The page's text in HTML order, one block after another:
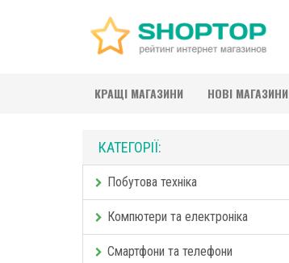
КРАЩІ МАГАЗИНИ НОВІ МАГАЗИНИ
КАТЕГОРІЇ:
Побутова техніка
Компютери та електроніка
Смартфони та телефони